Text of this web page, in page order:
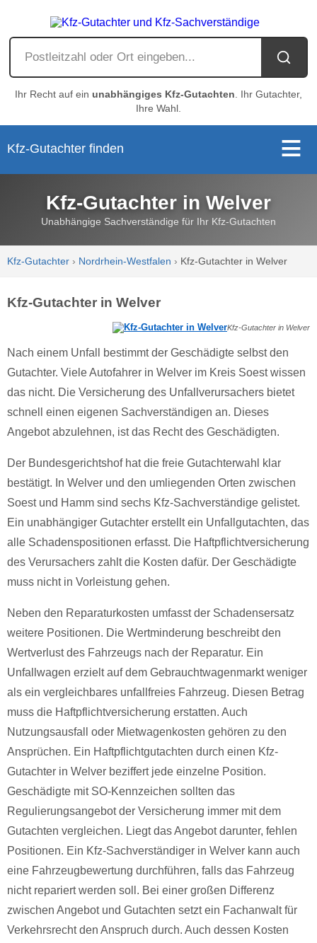
Ihr Recht auf ein unabhängiges Kfz-Gutachten . Ihr Gutachter,
Ihre Wahl.
Kfz-Gutachter finden
Kfz-Gutachter in Welver
Unabhängige Sachverständige für Ihr Kfz-Gutachten
Kfz-Gutachter › Nordrhein-Westfalen › Kfz-Gutachter in Welver
Kfz-Gutachter in Welver
Kfz-Gutachter in Welver
Nach einem Unfall bestimmt der Geschädigte selbst den
Gutachter. Viele Autofahrer in Welver im Kreis Soest wissen
das nicht. Die Versicherung des Unfallverursachers bietet
schnell einen eigenen Sachverständigen an. Dieses
Angebot abzulehnen, ist das Recht des Geschädigten.
Der Bundesgerichtshof hat die freie Gutachterwahl klar
bestätigt. In Welver und den umliegenden Orten zwischen
Soest und Hamm sind sechs Kfz-Sachverständige gelistet.
Ein unabhängiger Gutachter erstellt ein Unfallgutachten, das
alle Schadenspositionen erfasst. Die Haftpflichtversicherung
des Verursachers zahlt die Kosten dafür. Der Geschädigte
muss nicht in Vorleistung gehen.
Neben den Reparaturkosten umfasst der Schadensersatz
weitere Positionen. Die Wertminderung beschreibt den
Wertverlust des Fahrzeugs nach der Reparatur. Ein
Unfallwagen erzielt auf dem Gebrauchtwagenmarkt weniger
als ein vergleichbares unfallfreies Fahrzeug. Diesen Betrag
muss die Haftpflichtversicherung erstatten. Auch
Nutzungsausfall oder Mietwagenkosten gehören zu den
Ansprüchen. Ein Haftpflichtgutachten durch einen Kfz-
Gutachter in Welver beziffert jede einzelne Position.
Geschädigte mit SO-Kennzeichen sollten das
Regulierungsangebot der Versicherung immer mit dem
Gutachten vergleichen. Liegt das Angebot darunter, fehlen
Positionen. Ein Kfz-Sachverständiger in Welver kann auch
eine Fahrzeugbewertung durchführen, falls das Fahrzeug
nicht repariert werden soll. Bei einer großen Differenz
zwischen Angebot und Gutachten setzt ein Fachanwalt für
Verkehrsrecht den Anspruch durch. Auch dessen Kosten